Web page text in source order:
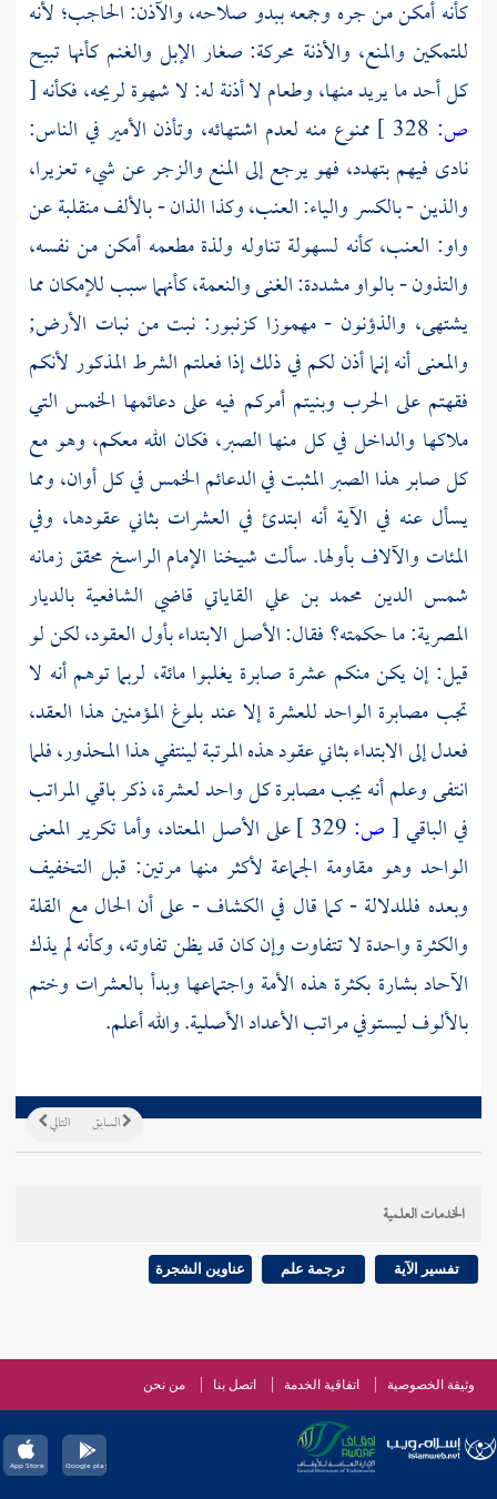
كأنه أمكن من جره وجمعه ببدو صلاحه، والآذن: الحاجب؛ لأنه
للتمكين والمنع، والأذنة محركة: صغار الإبل والغنم كأنها تبيح
كل أحد ما يريد منها، وطعام لا أذنة له: لا شهوة لريحه، فكأنه[
ص:
ممنوع منه لعدم اشتهائه، وتأذن الأمير في الناس:
نادى فيهم بتهدد، فهو يرجع إلى المنع والزجر عن شيء تعزيرا،
والذين - بالكسر والياء: العنب، وكذا الذان - بالألف منقلبة عن
واو: العنب، كأنه لسهولة تناوله ولذة مطعمه أمكن من نفسه،
والتذون - بالواو مشددة: الغنى والنعمة، كأنهما سبب للإمكان مما
يشتهى، والذؤنون - مهموزا كزنبور: نبت من نبات الأرض;
والمعنى أنه إنما أذن لكم في ذلك إذا فعلتم الشرط المذكور لأنكم
فقهتم على الحرب وبنيتم أمركم فيه على دعائمها الخمس التي
ملاكها والداخل في كل منها الصبر، فكان الله معكم، وهو مع
كل صابر هذا الصبر المثبت في الدعائم الخمس في كل أوان، ومما
يسأل عنه في الآية أنه ابتدئ في العشرات بثاني عقودها، وفي
المئات والآلاف بأولها. سألت شيخنا الإمام الراسخ محقق زمانه
شمس الدين محمد بن علي القاياتي قاضي الشافعية بالديار
المصرية: ما حكمته؟ فقال: الأصل الابتداء بأول العقود، لكن لو
قيل: إن يكن منكم عشرة صابرة يغلبوا مائة، لربما توهم أنه لا
تجب مصابرة الواحد للعشرة إلا عند بلوغ المؤمنين هذا العقد،
فعدل إلى الابتداء بثاني عقود هذه المرتبة لينتفي هذا المحذور، فلما
انتفى وعلم أنه يجب مصابرة كل واحد لعشرة، ذكر باقي المراتب
في الباقي[ص:
على الأصل المعتاد، وأما تكرير المعنى
الواحد وهو مقاومة الجماعة لأكثر منها مرتين: قبل التخفيف
وبعده فللدلالة - كما قال في الكشاف - على أن الحال مع القلة
والكثرة واحدة لا تتفاوت وإن كان قد يظن تفاوته، وكأنه لم يذك
الآحاد بشارة بكثرة هذه الأمة واجتماعها وبدأ بالعشرات وختم
بالألوف ليستوفي مراتب الأعداد الأصلية. والله أعلم.
التالي السابق
الخدمات العلمية
تفسير الآية ترجمة علم عناوين الشجرة
وثيقة الخصوصية اتفاقية الخدمة اتصل بنا من نحن